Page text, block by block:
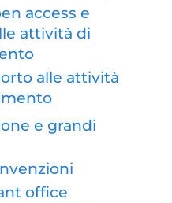
access e
attività di
alle attività
e grandi
office